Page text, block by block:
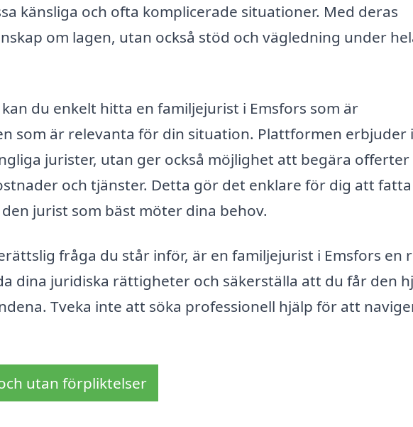
känsliga och ofta komplicerade situationer. Med deras
om lagen, utan också stöd och vägledning under
du enkelt hitta en familjejurist i Emsfors som är
som är relevanta för din situation. Plattformen erbjuder
jurister, utan ger också möjlighet att begära
och tjänster. Detta gör det enklare för dig att
jurist som bäst möter dina behov.
fråga du står inför, är en familjejurist i Emsfors en
dina juridiska rättigheter och säkerställa att du får den
Tveka inte att söka professionell hjälp för att
utan förpliktelser